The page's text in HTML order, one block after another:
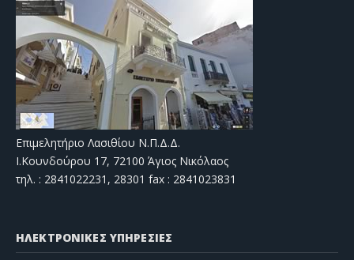
Επιμελητήριο Λασιθίου Ν.Π.Δ.Δ.
Ι.Κουνδούρου 17, 72100 Άγιος Νικόλαος
τηλ. : 2841022231, 28301 fax : 2841023831
ΗΛΕΚΤΡΟΝΙΚΕΣ ΥΠΗΡΕΣΙΕΣ